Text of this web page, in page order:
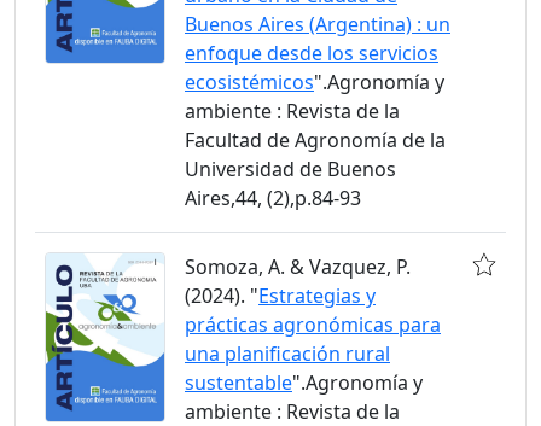
Buenos Aires (Argentina) : un
enfoque desde los servicios
ecosistémicos".Agronomía y
ambiente : Revista de la
Facultad de Agronomía de la
Universidad de Buenos
Aires,44, (2),p.84-93
Somoza, A. & Vazquez, P.
(2024). "Estrategias y
prácticas agronómicas para
una planificación rural
sustentable".Agronomía y
ambiente : Revista de la